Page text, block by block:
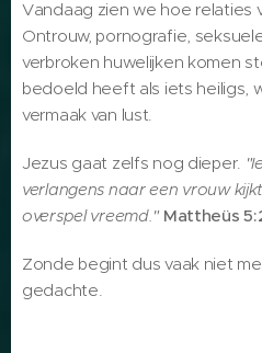
Vandaag zien we hoe relaties
Ontrouw, pornografie,
verbroken huwelijken komen
bedoeld heeft als iets heiligs,
vermaak van lust.
Jezus gaat zelfs nog dieper.
verlangens naar een vrouw
overspel vreemd." Mattheüs
Zonde begint dus vaak niet
gedachte.